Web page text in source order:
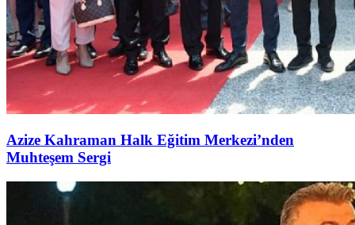
Azize Kahraman Halk Eğitim Merkezi’nden
Muhteşem Sergi